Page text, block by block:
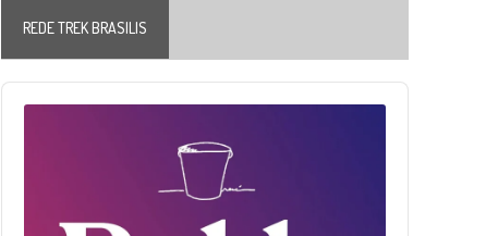
REDE TREK BRASILIS
Audio
Player